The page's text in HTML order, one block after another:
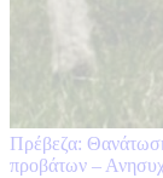
Πρέβεζα:
προβάτων –